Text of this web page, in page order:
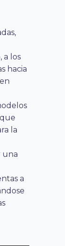
a los
hacia
la
una
a